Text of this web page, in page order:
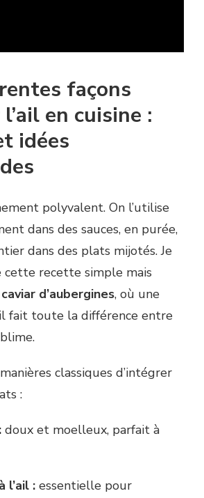
façons
en cuisine :
idées
polyvalent. On l’utilise
dans des sauces, en purée,
dans des plats mijotés. Je
cette recette simple mais
caviar d’aubergines, où une
fait toute la différence entre
classiques d’intégrer
:
doux et moelleux, parfait à
l’ail : essentielle pour